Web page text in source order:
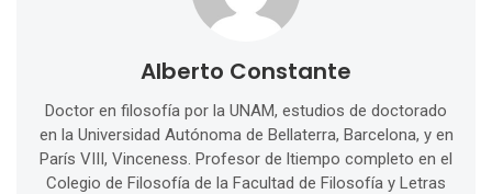
Alberto Constante
Doctor en filosofía por la UNAM, estudios de doctorado
en la Universidad Autónoma de Bellaterra, Barcelona, y en
París VIII, Vinceness. Profesor de ltiempo completo en el
Colegio de Filosofía de la Facultad de Filosofía y Letras